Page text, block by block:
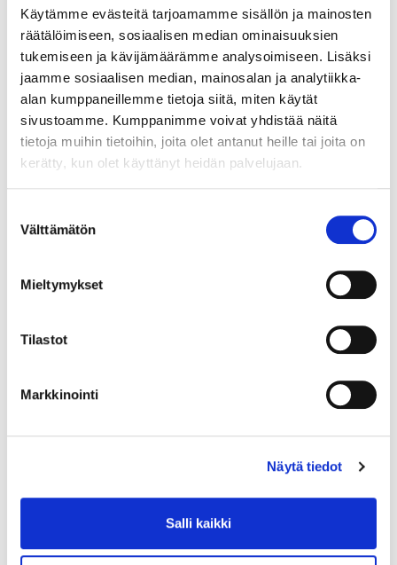
Käytämme evästeitä tarjoamamme sisällön ja mainosten
räätälöimiseen, sosiaalisen median ominaisuuksien
tukemiseen ja kävijämäärämme analysoimiseen. Lisäksi
jaamme sosiaalisen median, mainosalan ja analytiikka-
alan kumppaneillemme tietoja siitä, miten käytät
sivustoamme. Kumppanimme voivat yhdistää näitä
tietoja muihin tietoihin, joita olet antanut heille tai joita on
kerätty, kun olet käyttänyt heidän palvelujaan.
valinta
Välttämätön
Mieltymykset
Tilastot
Markkinointi
Näytä tiedot
Salli kaikki
Jos teillä ei vielä ole avattuna tunnuksia
verkkokauppaamme, niin olkaa yhteydessä
mail@helatukku.com
Yksikkö: